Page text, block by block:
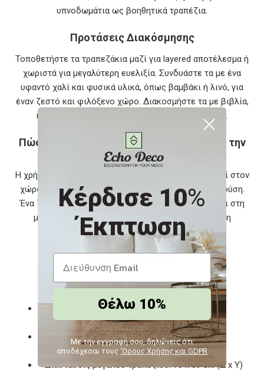
υπνοδωμάτια ως βοηθητικά τραπέζια.
Προτάσεις Διακόσμησης
Τοποθετήστε τα τραπεζάκια μαζί για layered αποτέλεσμα ή
χωριστά για μεγαλύτερη ευελιξία. Συνδυάστε τα με ένα
υφαντό χαλί και φυσικά υλικά, όπως βαμβάκι ή λινό, για
έναν ζεστό και φιλόξενο χώρο. Διακοσμήστε τα με βιβλία,
κεριά ή ένα μικρό βάζο με διακοσμητικά κλαδιά.
Πώς θα βοηθήσει στην αυτοβελτίωση και την
προσωπική σας ανάπτυξη;
Η χρήση φυσικών υλικών όπως το ξύλο και το σχοινί στον
χώρο σας δημιουργεί μια αίσθηση σύνδεσης με τη φύση.
Ένα ζεστό και ισορροπημένο περιβάλλον συμβάλλει στη
μείωση του άγχους και ενισχύει την ευεξία και τη
δημιουργικότητα στην καθημερινότητά σας.
Υλικό: Ξύλο και πλεκτή βάση από σχοινί
Χρώμα: Φυσικό
Διαστάσεις μεγάλου τραπεζιού: 70 x 39 εκ. (Δ x Υ)
Κέρδισε 10%
Έκπτωση
Θέλω 10%
Με την εγγραφή σου, δηλώνεις ότι
αποδέχεσαι τους ‘Ορους Χρήσης και GDPR